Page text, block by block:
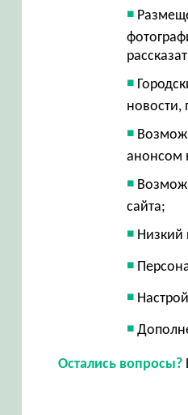
новости,
анонсом
сайта;
Низкий
Остались вопросы?